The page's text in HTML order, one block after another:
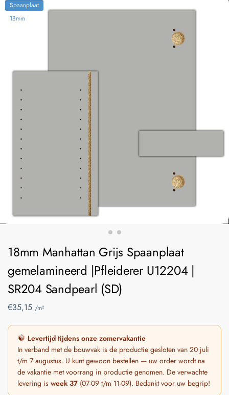
Spaanplaat
18mm
18mm Manhattan Grijs Spaanplaat
gemelamineerd |Pfleiderer U12204 |
SR204 Sandpearl (SD)
€35,15 /m²
Levertijd tijdens onze zomervakantie
In verband met de bouwvak is de productie gesloten van 20 juli
t/m 7 augustus. U kunt gewoon bestellen — uw order wordt na
de vakantie met voorrang in productie genomen. De verwachte
levering is week 37 (07-09 t/m 11-09). Bedankt voor uw begrip!